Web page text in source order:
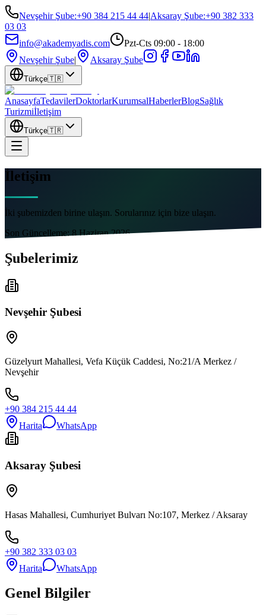
Nevşehir Şube:+90 384 215 44 44|Aksaray Şube:+90 382 333
03 03
info@akademyadis.com
Pzt-Cts 09:00 - 18:00
Nevşehir Şube| Aksaray Şube
Türkçe🇹🇷
AnasayfaTedavilerDoktorlarKurumsalHaberlerBlogSağlık
Turizmiİletişim
Türkçe🇹🇷
İletişim
İki şubemizden birine ulaşın. Sorularınız için bize ulaşın.
Son Güncelleme: 8 Haziran 2026
Şubelerimiz
Nevşehir Şubesi
Güzelyurt Mahallesi, Vefa Küçük Caddesi, No:21/A Merkez /
Nevşehir
+90 384 215 44 44
Harita
WhatsApp
Aksaray Şubesi
Hasas Mahallesi, Cumhuriyet Bulvarı No:107, Merkez / Aksaray
+90 382 333 03 03
Harita
WhatsApp
Genel Bilgiler